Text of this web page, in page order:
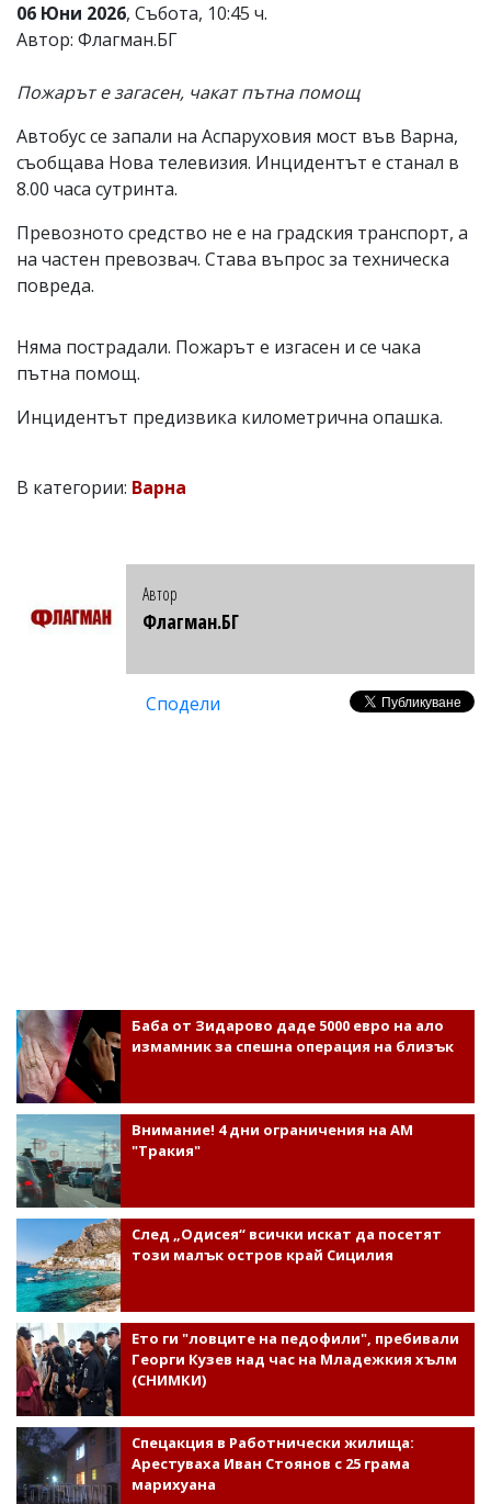
под
статиите
от
и
редакцията
не
носи
за
Ако
откриете
вас
коментар,
сигнализирайте
ни!
06 Юни 2026, Събота, 10:45 ч.
Автор: Флагман.БГ
Пожарът е загасен, чакат пътна помощ
Автобус се запали на Аспаруховия мост във Варна,
съобщава Нова телевизия. Инцидентът е станал в
8.00 часа сутринта.
Превозното средство не е на градския транспорт, а
на частен превозвач. Става въпрос за техническа
повреда.
Няма пострадали. Пожарът е изгасен и се чака
пътна помощ.
Инцидентът предизвика километрична опашка.
В категории: Варна
Автор
Флагман.БГ
Сподели
Баба от Зидарово даде 5000 евро на ало
измамник за спешна операция на близък
Внимание! 4 дни ограничения на АМ
"Тракия"
След „Одисея“ всички искат да посетят
този малък остров край Сицилия
Ето ги "ловците на педофили", пребивали
Георги Кузев над час на Младежкия хълм
(СНИМКИ)
Спецакция в Работнически жилища:
Арестуваха Иван Стоянов с 25 грама
марихуана